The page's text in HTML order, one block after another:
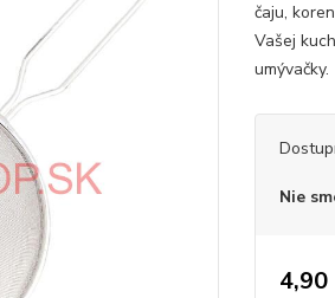
čaju,
Vašej
Nie
4,90